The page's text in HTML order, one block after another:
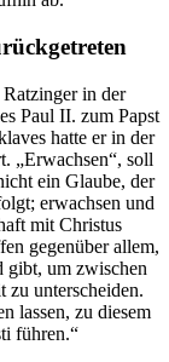
in der
Paul II. zum Papst
hatte er in der
„Erwachsen“, soll
ein Glaube, der
erwachsen und
mit Christus
gegenüber allem,
gibt, um zwischen
zu unterscheiden.
lassen, zu diesem
führen.“